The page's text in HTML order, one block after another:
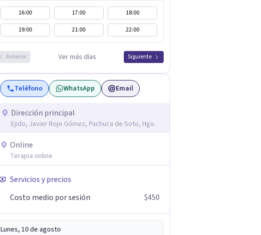
16:00 17:00
18:00
19:00
21:00 22:00
Anterior Ver más días Siguiente
Teléfono WhatsApp Email
Dirección principal
Ejido, Javier Rojo Gómez, Pachuca de Soto, Hgo.
Online
Terapia online
Servicios y precios
Costo medio por sesión
$450
Lunes, 10 de agosto